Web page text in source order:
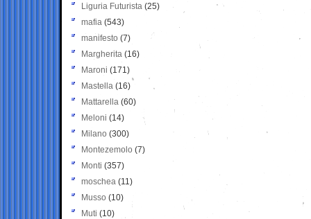
Liguria Futurista (25)
mafia (543)
manifesto (7)
Margherita (16)
Maroni (171)
Mastella (16)
Mattarella (60)
Meloni (14)
Milano (300)
Montezemolo (7)
Monti (357)
moschea (11)
Musso (10)
Muti (10)